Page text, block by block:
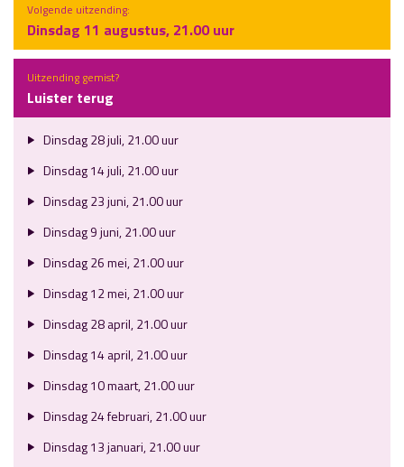
Volgende uitzending:
Dinsdag 11 augustus, 21.00 uur
Uitzending gemist?
Luister terug
Dinsdag 28 juli, 21.00 uur
Dinsdag 14 juli, 21.00 uur
Dinsdag 23 juni, 21.00 uur
Dinsdag 9 juni, 21.00 uur
Dinsdag 26 mei, 21.00 uur
Dinsdag 12 mei, 21.00 uur
Dinsdag 28 april, 21.00 uur
Dinsdag 14 april, 21.00 uur
Dinsdag 10 maart, 21.00 uur
Dinsdag 24 februari, 21.00 uur
Dinsdag 13 januari, 21.00 uur